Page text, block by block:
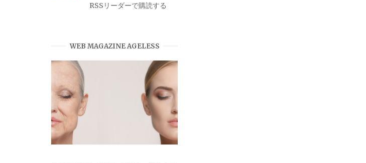
RSSリーダーで購読する
WEB MAGAZINE AGELESS